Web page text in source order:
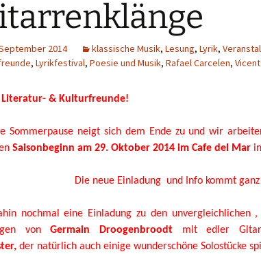
2014 klassische Musik, Lesung, Lyrik,
, Lyrikfestival, Poesie und Musik, Rafael Carcelen,
Literatur- & Kulturfreunde!
Sommerpause neigt sich dem Ende zu und wir
Saisonbeginn am 29. Oktober 2014 im Cafe del Mar
Die neue Einladung und Info kommt
nochmal eine Einladung zu den unvergleichlichen
vonGermain Droogenbroodtmit edler
der natürlich auch einige wunderschöne Solostücke